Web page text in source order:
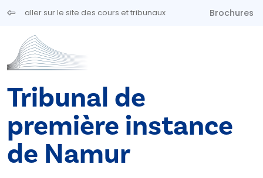
Aller au contenu principal
aller sur le site des cours et tribunaux Brochures
Tribunal de
première instance
de Namur